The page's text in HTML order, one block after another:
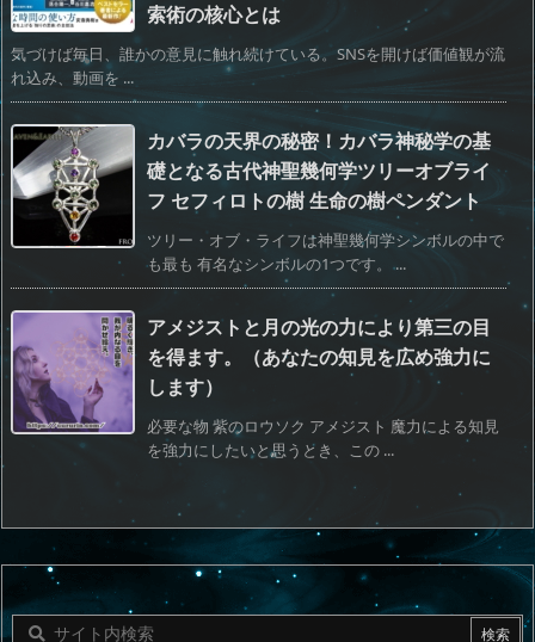
索術の核心とは
気づけば毎日、誰かの意見に触れ続けている。SNSを開けば価値観が流
れ込み、動画を ...
カバラの天界の秘密！カバラ神秘学の基
礎となる古代神聖幾何学ツリーオブライ
フ セフィロトの樹 生命の樹ペンダント
ツリー・オブ・ライフは神聖幾何学シンボルの中で
も最も 有名なシンボルの1つです。 ...
アメジストと月の光の力により第三の目
を得ます。（あなたの知見を広め強力に
します）
必要な物 紫のロウソク アメジスト 魔力による知見
を強力にしたいと思うとき、この ...